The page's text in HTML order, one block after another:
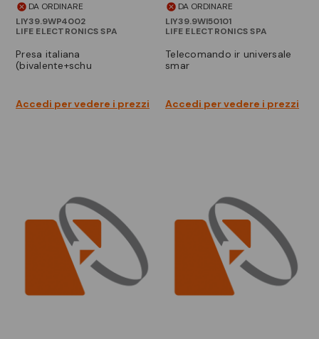
DA ORDINARE
LIY39.9WP4002
LIFE ELECTRONICS SPA
presa italiana
(bivalente+schu
Accedi per vedere i prezzi
DA ORDINARE
LIY39.9WI50101
LIFE ELECTRONICS SPA
telecomando ir universale
smar
Accedi per vedere i prezzi